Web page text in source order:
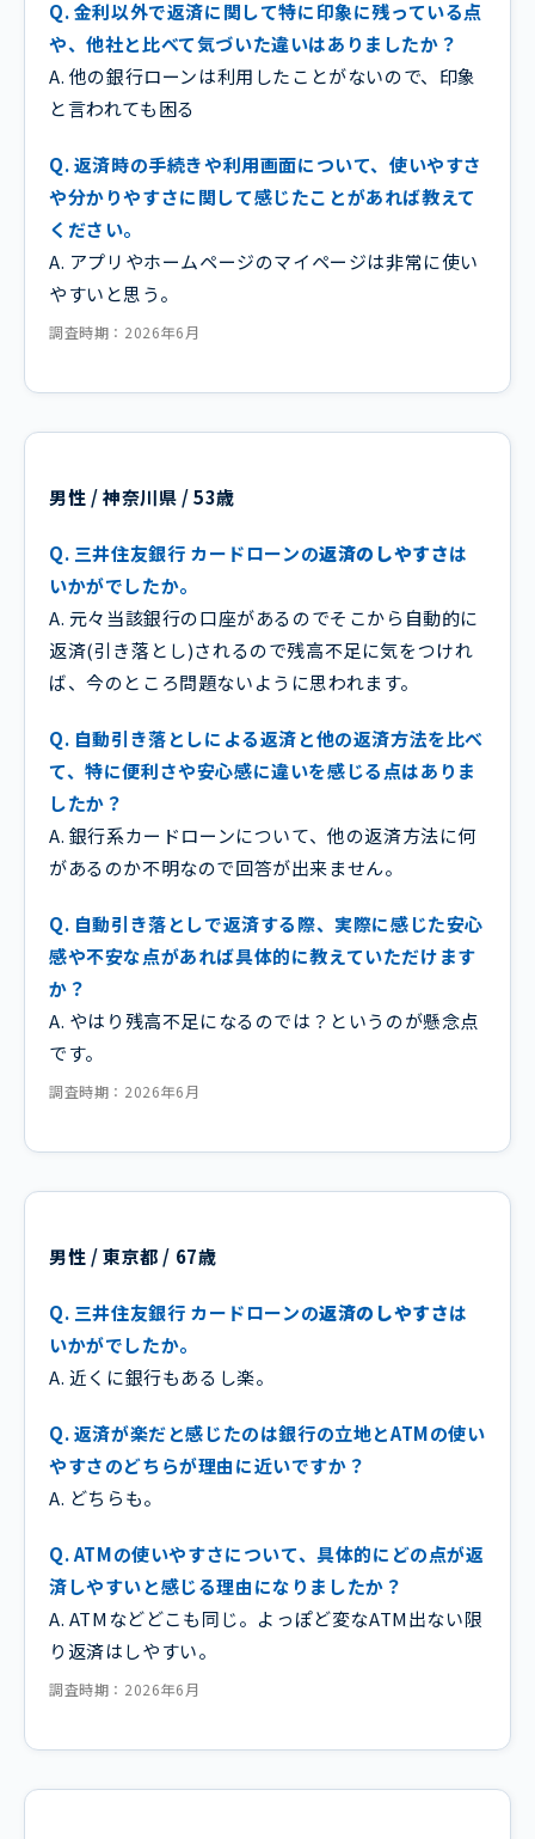
Q. 金利以外で返済に関して特に印象に残っている点
や、他社と比べて気づいた違いはありましたか？
A. 他の銀行ローンは利用したことがないので、印象
と言われても困る
Q. 返済時の手続きや利用画面について、使いやすさ
や分かりやすさに関して感じたことがあれば教えて
ください。
A. アプリやホームページのマイページは非常に使い
やすいと思う。
調査時期：2026年6月
男性 / 神奈川県 / 53歳
Q. 三井住友銀行 カードローンの返済のしやすさは
いかがでしたか。
A. 元々当該銀行の口座があるのでそこから自動的に
返済(引き落とし)されるので残高不足に気をつけれ
ば、今のところ問題ないように思われます。
Q. 自動引き落としによる返済と他の返済方法を比べ
て、特に便利さや安心感に違いを感じる点はありま
したか？
A. 銀行系カードローンについて、他の返済方法に何
があるのか不明なので回答が出来ません。
Q. 自動引き落としで返済する際、実際に感じた安心
感や不安な点があれば具体的に教えていただけます
か？
A. やはり残高不足になるのでは？というのが懸念点
です。
調査時期：2026年6月
男性 / 東京都 / 67歳
Q. 三井住友銀行 カードローンの返済のしやすさは
いかがでしたか。
A. 近くに銀行もあるし楽。
Q. 返済が楽だと感じたのは銀行の立地とATMの使い
やすさのどちらが理由に近いですか？
A. どちらも。
Q. ATMの使いやすさについて、具体的にどの点が返
済しやすいと感じる理由になりましたか？
A. ATMなどどこも同じ。よっぽど変なATM出ない限
り返済はしやすい。
調査時期：2026年6月